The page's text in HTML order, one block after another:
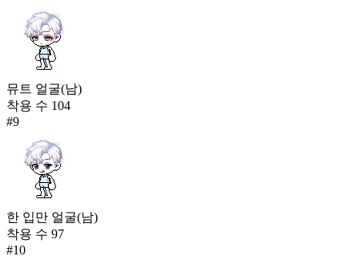
뮤트 얼굴(남)
착용 수 104
#9
한 입만 얼굴(남)
착용 수 97
#10